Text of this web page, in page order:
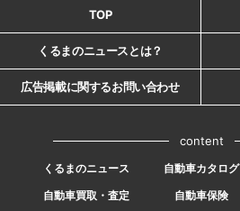
TOP
くるまのニュースとは？
広告掲載に関するお問い合わせ
content
くるまのニュース 自動車カタログ
自動車買取・査定
自動車保険